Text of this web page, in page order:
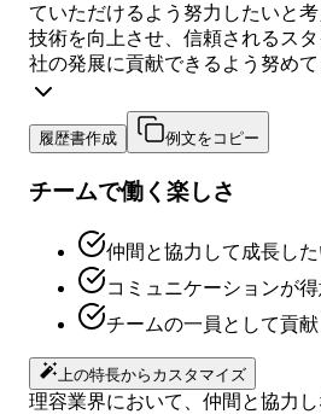
ていただけるよう努力したいと
技術を向上させ、信頼されるス
社の発展に貢献できるよう努めて
履歴書作成 例文をコピー
チームで働く楽しさ
仲間と協力して成長した
コミュニケーションが
チームの一員として貢
上の特長からカスタマイズ
理容業界において、仲間と協力